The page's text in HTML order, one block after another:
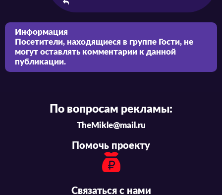
Информация
Посетители, находящиеся в группе Гости, не
могут оставлять комментарии к данной
публикации.
По вопросам рекламы:
TheMikle@mail.ru
Помочь проекту
Связаться с нами